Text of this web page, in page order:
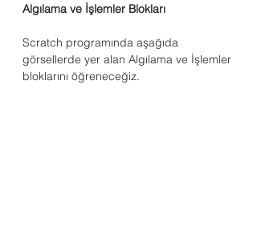
Algılama ve İşlemler Blokları
Scratch programında aşağıda
görsellerde yer alan Algılama ve İşlemler
bloklarını öğreneceğiz.